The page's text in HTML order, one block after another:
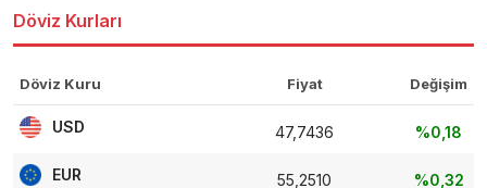
Döviz Kurları
Döviz Kuru Fiyat Değişim
USD 47,7436 %0,18
EUR 55,2510 %0,32